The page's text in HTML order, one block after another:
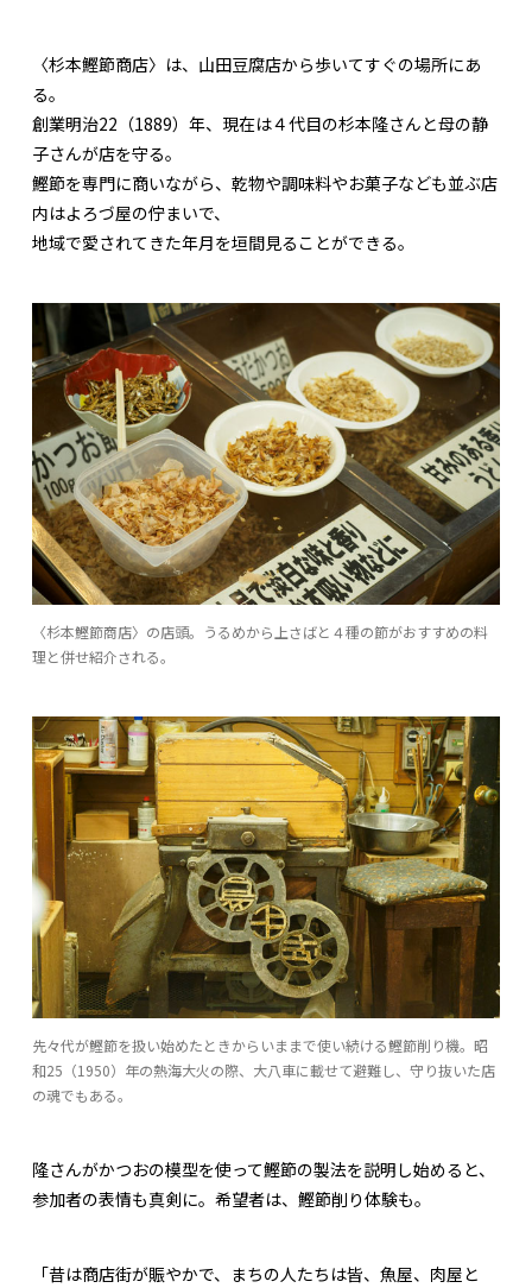
〈杉本鰹節商店〉は、山田豆腐店から歩いてすぐの場所にあ
る。
創業明治22（1889）年、現在は４代目の杉本隆さんと母の静
子さんが店を守る。
鰹節を専門に商いながら、乾物や調味料やお菓子なども並ぶ店
内はよろづ屋の佇まいで、
地域で愛されてきた年月を垣間見ることができる。
〈杉本鰹節商店〉の店頭。うるめから上さばと４種の節がおすすめの料
理と併せ紹介される。
先々代が鰹節を扱い始めたときからいままで使い続ける鰹節削り機。昭
和25（1950）年の熱海大火の際、大八車に載せて避難し、守り抜いた店
の魂でもある。
隆さんがかつおの模型を使って鰹節の製法を説明し始めると、
参加者の表情も真剣に。希望者は、鰹節削り体験も。
「昔は商店街が賑やかで、まちの人たちは皆、魚屋、肉屋と